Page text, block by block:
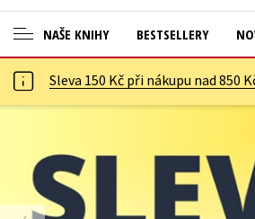
NAŠE KNIHY
ANGLICKÉ KNIHY -20 %
KNIHY S DÁRKEM
ASTERIX S DÁRKEM
BESTSELLERY
Sleva 150 Kč při nákupu nad 850